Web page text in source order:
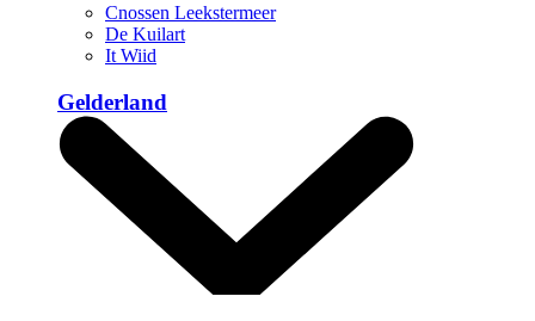
Cnossen Leekstermeer
De Kuilart
It Wiid
Gelderland